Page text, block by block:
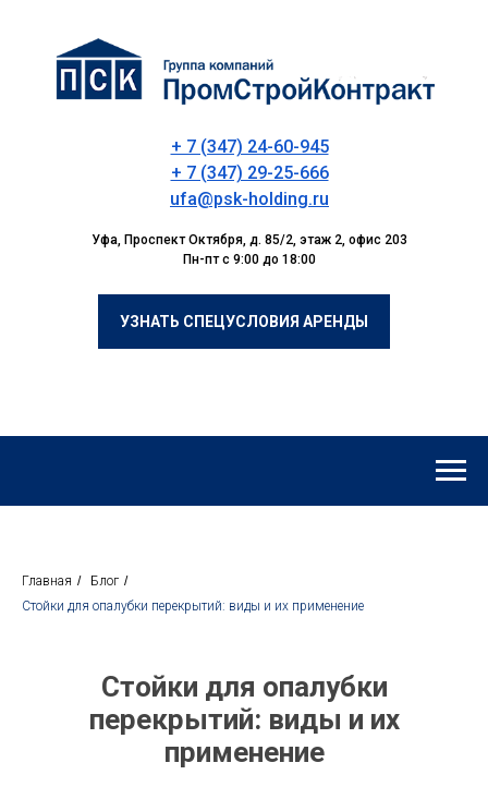
+ 7 (347) 24-60-945
+ 7 (347) 29-25-666
ufa@psk-holding.ru
Уфа, Проспект Октября, д. 85/2, этаж 2, офис 203
Пн-пт с 9:00 до 18:00
УЗНАТЬ СПЕЦУСЛОВИЯ АРЕНДЫ
Главная / Блог /
Стойки для опалубки перекрытий: виды и их применение
Стойки для опалубки
перекрытий: виды и их
применение